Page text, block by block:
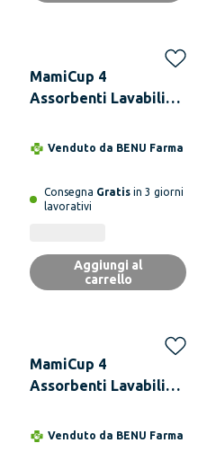
MamiCup 4
Assorbenti Lavabili
Colori Assortiti + Wet
Venduto da BENU Farma
Consegna Gratis in 3 giorni
lavorativi
Aggiungi al
carrello
MamiCup 4
Assorbenti Lavabili
Colori Assortiti + Wet
Venduto da BENU Farma